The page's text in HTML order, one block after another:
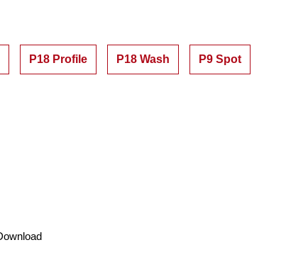
P18 Profile P18 Wash P9 Spot